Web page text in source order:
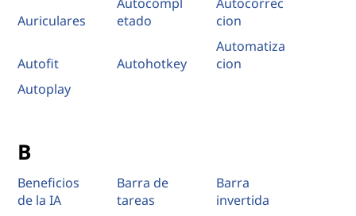
Auriculares
etado
cion
Autofit Autohotkey
Automatiza
cion
Autoplay
B
Beneficios
de la IA
Barra de
tareas
Barra
invertida